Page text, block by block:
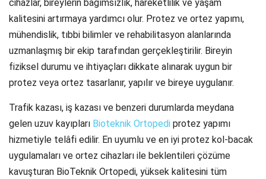
cihazlar, bireylerin bağımsızlık, hareketlilik ve yaşam
kalitesini artırmaya yardımcı olur. Protez ve ortez yapımı,
mühendislik, tıbbi bilimler ve rehabilitasyon alanlarında
uzmanlaşmış bir ekip tarafından gerçekleştirilir. Bireyin
fiziksel durumu ve ihtiyaçları dikkate alınarak uygun bir
protez veya ortez tasarlanır, yapılır ve bireye uygulanır.
Trafik kazası, iş kazası ve benzeri durumlarda meydana
gelen uzuv kayıpları Bioteknik Ortopedi protez yapımı
hizmetiyle telâfi edilir. En uyumlu ve en iyi protez kol-bacak
uygulamaları ve ortez cihazları ile beklentileri çözüme
kavuşturan BioTeknik Ortopedi, yüksek kalitesini tüm